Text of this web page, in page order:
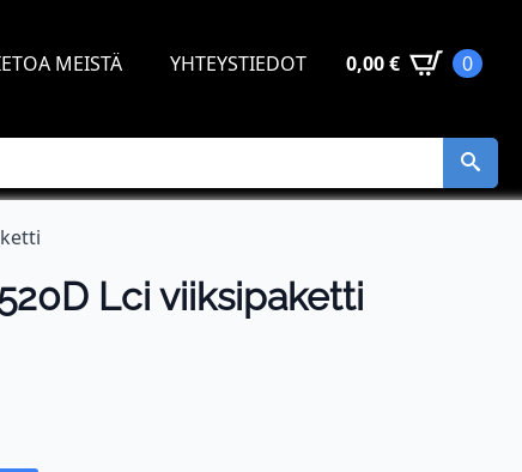
MEISTÄ YHTEYSTIEDOT 0,00€ 0
Lci viiksipaketti